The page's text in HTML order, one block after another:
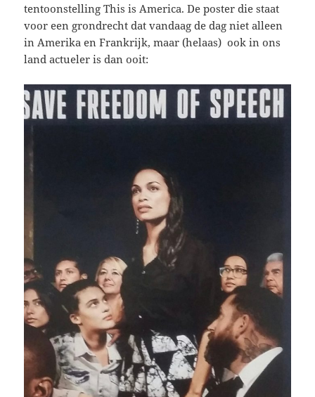
tentoonstelling This is America. De poster die staat
voor een grondrecht dat vandaag de dag niet alleen
in Amerika en Frankrijk, maar (helaas) ook in ons
land actueler is dan ooit: